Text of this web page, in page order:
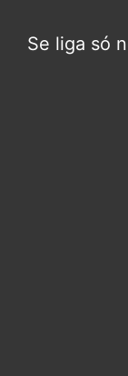
Se liga só